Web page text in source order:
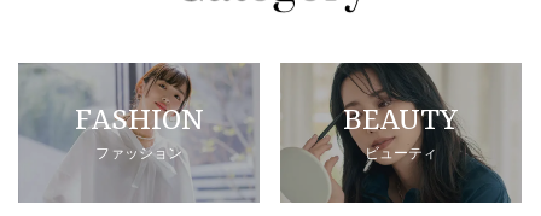
FASHION
ファッション
BEAUTY
ビューティ